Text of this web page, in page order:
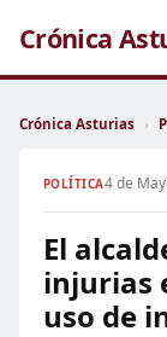
Crónica
Crónica Asturias ›
POLÍTICA4 de
El
injurias
uso de